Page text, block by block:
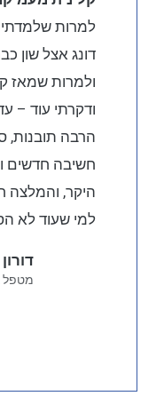
למרות
דונג אצל שון
ולמרות שמאז
ודקרתי עוד –
הרבה תובנות,
חשיבה חדשים
היקר, והמלצה
למי שעוד לא
מטפל